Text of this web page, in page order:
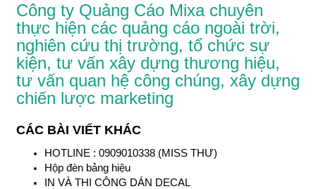
Công ty Quảng Cáo Mixa chuyên
thực hiện các quảng cáo ngoài trời,
nghiên cứu thị trường, tổ chức sự
kiện, tư vấn xây dựng thương hiệu,
tư vấn quan hệ công chúng, xây dựng
chiến lược marketing
CÁC BÀI VIẾT KHÁC
HOTLINE : 0909010338 (MISS THƯ)
Hộp đèn bảng hiệu
IN VÀ THI CÔNG DÁN DECAL